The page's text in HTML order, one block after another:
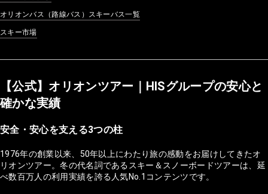
オリオンバス（路線バス）スキーバス一覧
スキー市場
【公式】オリオンツアー｜HISグループの安心と
確かな実績
安全・安心を支える3つの柱
1976年の創業以来、50年以上にわたり旅の感動をお届けしてきたオ
リオンツアー。冬の代名詞であるスキー＆スノーボードツアーは、延
べ数百万人の利用実績を誇る人気No.1コンテンツです。